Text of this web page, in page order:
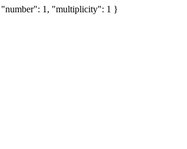
1, "multiplicity": 1 }